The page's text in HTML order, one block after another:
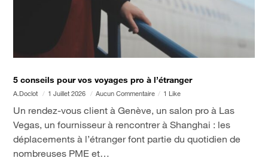
5 conseils pour vos voyages pro à l’étranger
A.doclot 1 Juillet 2026 Aucun Commentaire 1 Like
Un rendez-vous client à Genève, un salon pro à Las
Vegas, un fournisseur à rencontrer à Shanghai : les
déplacements à l’étranger font partie du quotidien de
nombreuses PME et…